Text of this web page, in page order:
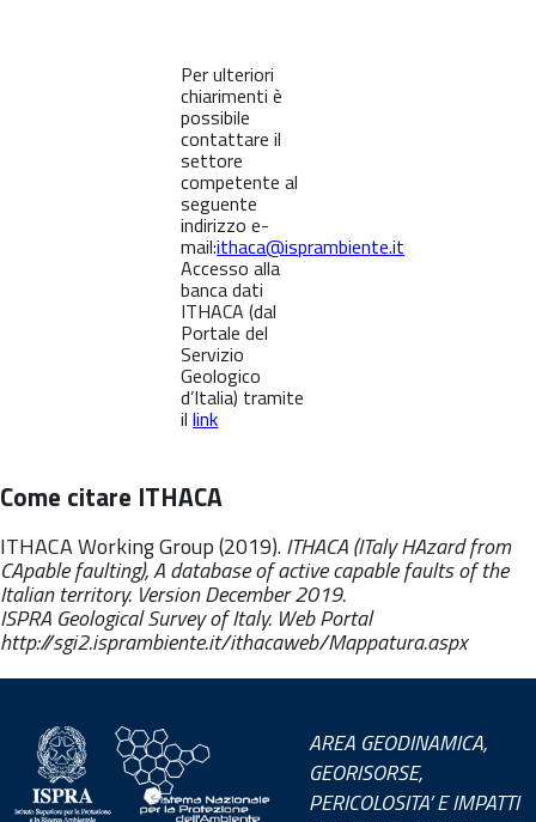
Per ulteriori
chiarimenti è
possibile
contattare il
settore
competente al
seguente
indirizzo e-
mail:ithaca@isprambiente.it
Accesso alla
banca dati
ITHACA (dal
Portale del
Servizio
Geologico
d’Italia) tramite
illink
Come citare ITHACA
ITHACA Working Group (2019).ITHACA (ITaly HAzard from
CApable faulting), A database of active capable faults of the
Italian territory. Version December 2019.
ISPRA Geological Survey of Italy. Web Portal
http://sgi2.isprambiente.it/ithacaweb/Mappatura.aspx
AREA GEODINAMICA,
GEORISORSE,
PERICOLOSITA’ E IMPATTI